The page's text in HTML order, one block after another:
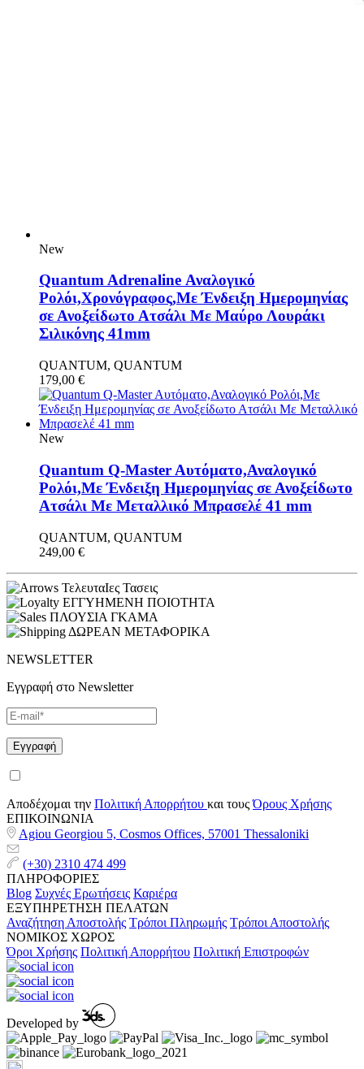
New
Quantum Adrenaline Αναλογικό
Ρολόι,Χρονόγραφος,Με Ένδειξη Ημερομηνίας
σε Ανοξείδωτο Ατσάλι Με Μαύρο Λουράκι
Σιλικόνης 41mm
QUANTUM, QUANTUM
179,00 €
New
Quantum Q-Master Aυτόματο,Αναλογικό
Ρολόι,Με Ένδειξη Ημερομηνίας σε Ανοξείδωτο
Ατσάλι Με Μεταλλικό Μπρασελέ 41 mm
QUANTUM, QUANTUM
249,00 €
ΤελευταΙες Τασεις
ΕΓΓΥΗΜΕΝΗ ΠΟΙΟΤΗΤΑ
ΠΛΟΥΣΙΑ ΓΚΑΜΑ
ΔΩΡΕΑΝ ΜΕΤΑΦΟΡΙΚΑ
NEWSLETTER
Εγγραφή στο Newsletter
Αποδέχομαι την Πολιτική Απορρήτου και τουςΌρους Χρήσης
ΕΠΙΚΟΙΝΩΝΙΑ
Agiou Georgiou 5, Cosmos Offices, 57001 Thessaloniki
(+30) 2310 474 499
ΠΛΗΡΟΦΟΡΙΕΣ
Blog Συχνές Ερωτήσεις Καριέρα
ΕΞΥΠΗΡΕΤΗΣΗ ΠΕΛΑΤΩΝ
Αναζήτηση Αποστολής Τρόποι Πληρωμής Τρόποι Αποστολής
ΝΟΜΙΚΟΣ ΧΩΡΟΣ
Όροι Χρήσης Πολιτική Απορρήτου Πολιτική Επιστροφών
Developed by